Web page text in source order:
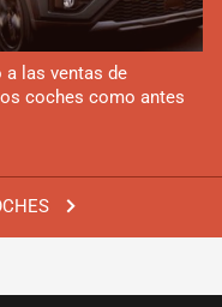
las ventas de
coches como antes